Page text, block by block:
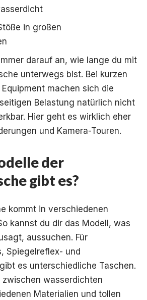
in großen
darauf an, wie lange du mit
unterwegs bist. Bei kurzen
machen sich die
Belastung natürlich nicht
Hier geht es wirklich eher
und Kamera-Touren.
der
gibt es?
kommt in verschiedenen
kannst du dir das Modell, was
aussuchen. Für
Spiegelreflex- und
es unterschiedliche Taschen.
zwischen wasserdichten
Materialien und tollen